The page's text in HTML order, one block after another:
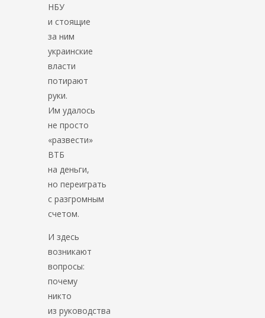
НБУ
и стоящие
за ним
украинские
власти
потирают
руки.
Им удалось
не просто
«развести»
ВТБ
на деньги,
но переиграть
с разгромным
счетом.
И здесь
возникают
вопросы:
почему
никто
из руководства